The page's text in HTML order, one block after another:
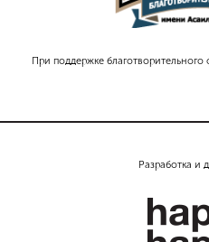
При поддержке
Разработка и